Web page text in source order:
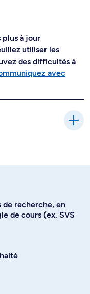
plus à jour
utiliser les
des difficultés à
avec
de recherche, en
de cours (ex. SVS